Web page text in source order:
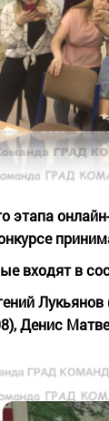
этапа
входят в
Денис